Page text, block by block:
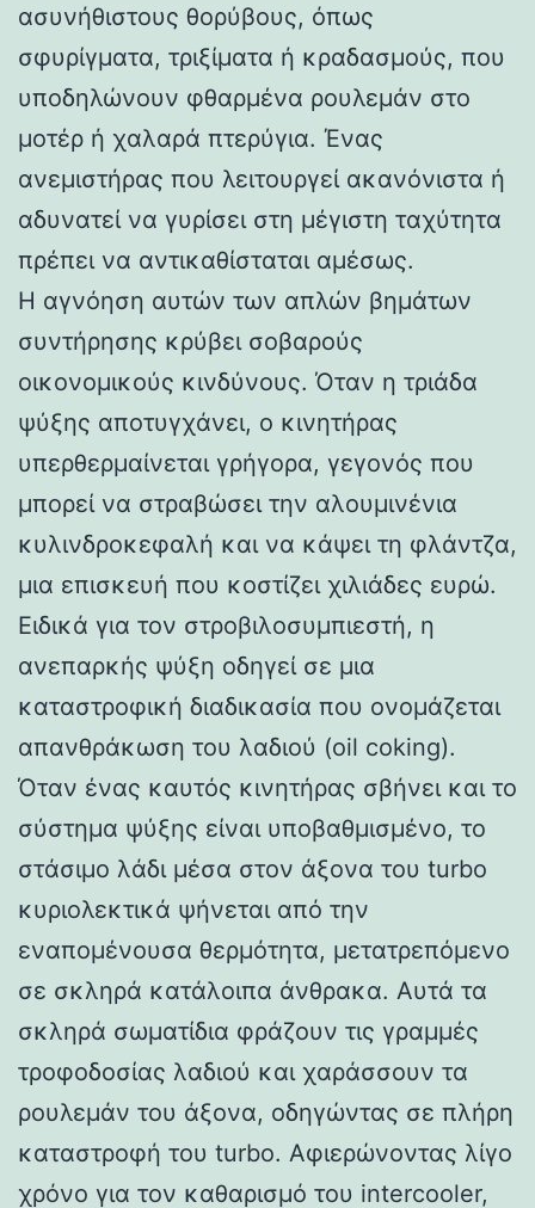
ασυνήθιστους θορύβους, όπως
σφυρίγματα, τριξίματα ή κραδασμούς, που
υποδηλώνουν φθαρμένα ρουλεμάν στο
μοτέρ ή χαλαρά πτερύγια. Ένας
ανεμιστήρας που λειτουργεί ακανόνιστα ή
αδυνατεί να γυρίσει στη μέγιστη ταχύτητα
πρέπει να αντικαθίσταται αμέσως.
Η αγνόηση αυτών των απλών βημάτων
συντήρησης κρύβει σοβαρούς
οικονομικούς κινδύνους. Όταν η τριάδα
ψύξης αποτυγχάνει, ο κινητήρας
υπερθερμαίνεται γρήγορα, γεγονός που
μπορεί να στραβώσει την αλουμινένια
κυλινδροκεφαλή και να κάψει τη φλάντζα,
μια επισκευή που κοστίζει χιλιάδες ευρώ.
Ειδικά για τον στροβιλοσυμπιεστή, η
ανεπαρκής ψύξη οδηγεί σε μια
καταστροφική διαδικασία που ονομάζεται
απανθράκωση του λαδιού (oil coking).
Όταν ένας καυτός κινητήρας σβήνει και το
σύστημα ψύξης είναι υποβαθμισμένο, το
στάσιμο λάδι μέσα στον άξονα του turbo
κυριολεκτικά ψήνεται από την
εναπομένουσα θερμότητα, μετατρεπόμενο
σε σκληρά κατάλοιπα άνθρακα. Αυτά τα
σκληρά σωματίδια φράζουν τις γραμμές
τροφοδοσίας λαδιού και χαράσσουν τα
ρουλεμάν του άξονα, οδηγώντας σε πλήρη
καταστροφή του turbo. Αφιερώνοντας λίγο
χρόνο για τον καθαρισμό του intercooler,